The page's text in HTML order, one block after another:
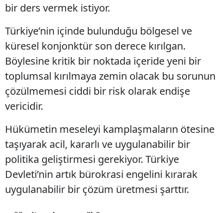
bir ders vermek istiyor.
Türkiye’nin içinde bulunduğu bölgesel ve
küresel konjonktür son derece kırılgan.
Böylesine kritik bir noktada içeride yeni bir
toplumsal kırılmaya zemin olacak bu sorunun
çözülmemesi ciddi bir risk olarak endişe
vericidir.
Hükümetin meseleyi kamplaşmaların ötesine
taşıyarak acil, kararlı ve uygulanabilir bir
politika geliştirmesi gerekiyor. Türkiye
Devleti’nin artık bürokrasi engelini kırarak
uygulanabilir bir çözüm üretmesi şarttır.